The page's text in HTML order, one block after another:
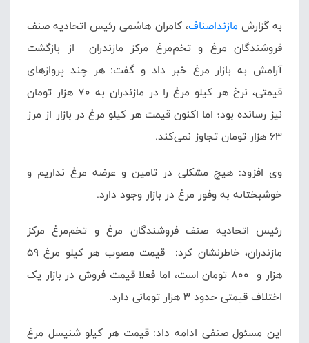
به گزارش مازنداصناف، کامران هاشمی رئیس اتحادیه صنف
فروشندگان مرغ و تخم‌مرغ مرکز مازندران از بازگشت
آرامش به بازار مرغ خبر داد و گفت: هر چند پروازهای
قیمتی، نرخ هر کیلو مرغ را در مازندران به 70 هزار تومان
نیز رسانده بود؛ اما اکنون قیمت هر کیلو مرغ در بازار از مرز
63 هزار تومان تجاوز نمی‌کند.
وی افزود: هیچ مشکلی در تامین و عرضه مرغ نداریم و
خوشبختانه به وفور مرغ در بازار وجود دارد.
رئیس اتحادیه صنف فروشندگان مرغ و تخم‌مرغ مرکز
مازندران، خاطرنشان کرد:
قیمت مصوب هر کیلو مرغ 59
هزار و 800 تومان است، اما فعلا قیمت فروش در بازار یک
اختلاف قیمتی حدود 3 هزار تومانی دارد.
این مسئول صنفی ادامه داد: قیمت هر کیلو شنیسل مرغ